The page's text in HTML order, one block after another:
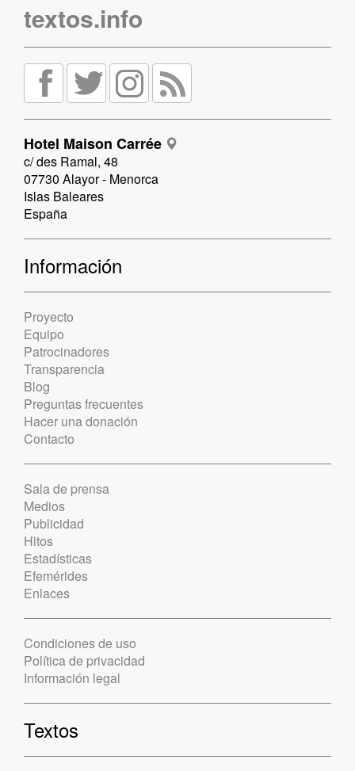
textos.info
Hotel Maison Carrée
c/ des Ramal, 48
07730 Alayor - Menorca
Islas Baleares
España
Información
Proyecto
Equipo
Patrocinadores
Transparencia
Blog
Preguntas frecuentes
Hacer una donación
Contacto
Sala de prensa
Medios
Publicidad
Hitos
Estadísticas
Efemérides
Enlaces
Condiciones de uso
Política de privacidad
Información legal
Textos